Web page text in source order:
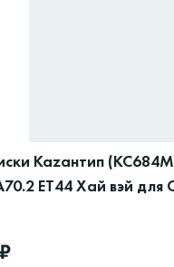
Каzантип
ET44 Хай вэй